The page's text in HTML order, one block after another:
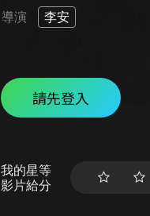
導演 李安
請先登入
我的星等
影片給分